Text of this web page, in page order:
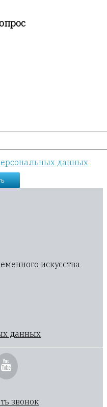
данных
искусства
данных
звонок